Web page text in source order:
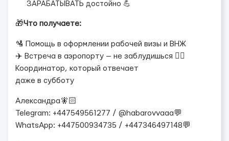
ЗАРАБАТЫВАТЬ достойно 💪
🎁Что получаете:
🛂 Помощь в оформлении рабочей визы и ВНЖ
✈️ Встреча в аэропорту — не заблудишься 👷‍♂️
Координатор, который отвечает
даже в субботу
Александра🧚🏻
Telegram: +447549561277 / @habarovvaaa💬
WhatsApp: +447500934735 / +447346497148💬